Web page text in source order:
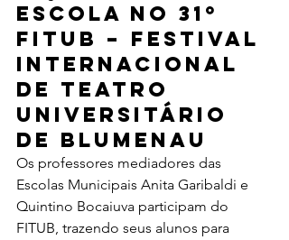
Escola no 31º
FITUB – Festival
Internacional
de Teatro
Universitário
de Blumenau
Os professores mediadores das
Escolas Municipais Anita Garibaldi e
Quintino Bocaiuva participam do
FITUB, trazendo seus alunos para